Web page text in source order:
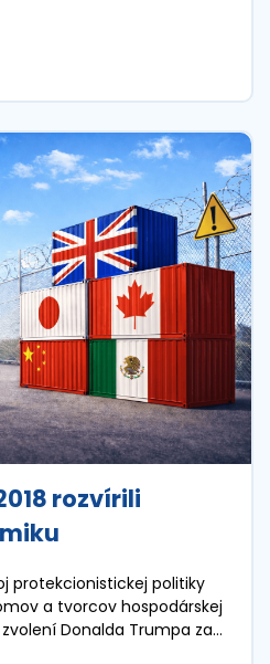
Tesla na čínsky trh –
reagujú na
rozvírili
protekcionistickej politiky
a tvorcov hospodárskej
Donalda Trumpa za